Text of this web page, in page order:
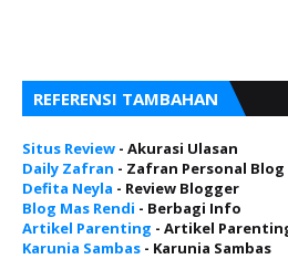
REFERENSI TAMBAHAN
Situs Review - Akurasi Ulasan
Daily Zafran - Zafran Personal Blog
Defita Neyla - Review Blogger
Blog Mas Rendi - Berbagi Info
Artikel Parenting - Artikel
Karunia Sambas - Karunia Sambas